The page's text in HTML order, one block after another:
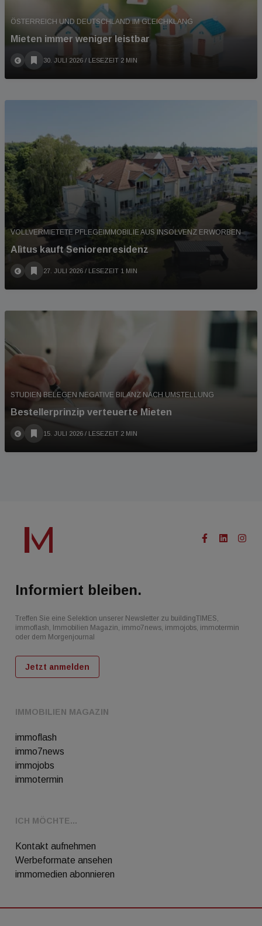
ÖSTERREICH UND DEUTSCHLAND IM GLEICHKLANG
Mieten immer weniger leistbar
30. JULI 2026 / LESEZEIT 2 MIN
VOLLVERMIETETE PFLEGEIMMOBILIE AUS INSOLVENZ ERWORBEN
Alìtus kauft Seniorenresidenz
27. JULI 2026 / LESEZEIT 1 MIN
STUDIEN BELEGEN NEGATIVE BILANZ NACH UMSTELLUNG
Bestellerprinzip verteuerte Mieten
15. JULI 2026 / LESEZEIT 2 MIN
IMMOBILIEN MAGAZIN
immoflash
immo7news
immojobs
immotermin
ICH MÖCHTE...
Kontakt aufnehmen
Werbeformate ansehen
immomedien abonnieren
Informiert bleiben.
Treffen Sie eine Selektion unserer Newsletter zu buildingTIMES,
immoflash, Immobilien Magazin, immo7news, immojobs, immotermin
oder dem Morgenjournal
Jetzt anmelden